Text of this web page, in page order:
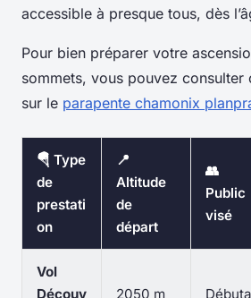
accessible à presque tous, dès
Pour bien préparer votre
sommets, vous pouvez consulter
sur le parapente chamonix
🪂 Type
de
prestati
on
📍
Altitude
de
départ
👥
Public
visé
Vol
Découv
2050 m
Débuta